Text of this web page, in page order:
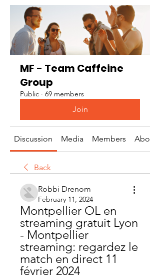
MF - Team Caffeine
Group
Public · 69 members
Join
Discussion Media Members About
Back
Robbi Drenom
February 11, 2024
Montpellier OL en
streaming gratuit Lyon
- Montpellier
streaming: regardez le
match en direct 11
février 2024